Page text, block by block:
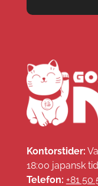
Kontorstider:
18:00 japansk tid
Telefon: +81 50